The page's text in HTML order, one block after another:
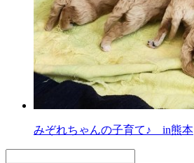
みぞれちゃんの子育て♪ in熊本